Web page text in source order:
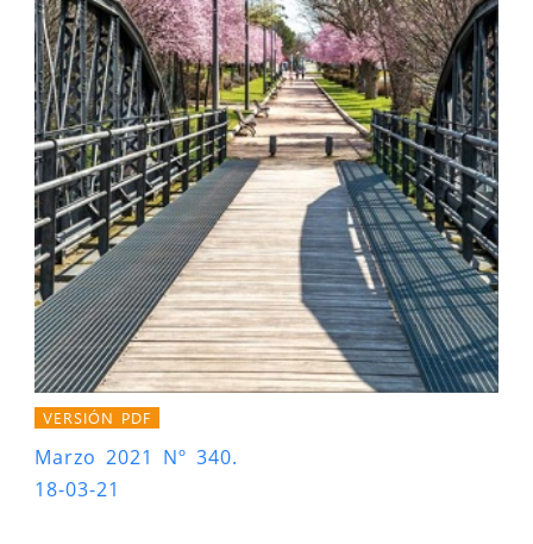
VERSIÓN PDF
Marzo 2021 Nº 340.
18-03-21